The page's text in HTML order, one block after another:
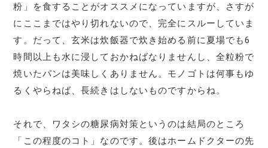
粉」を食することがオススメになっていますが、さすが
にここまではやり切れないので、完全にスルーしていま
す。だって、玄米は炊飯器で炊き始める前に夏場でも6
時間以上も水に浸しておかねばなりませんし、全粒粉で
焼いたパンは美味しくありません。モノゴトは何事もゆ
るくやらねば、長続きはしないものですからね。
それで、ワタシの糖尿病対策というのは結局のところ
「この程度のコト」なのです。後はホームドクターの先